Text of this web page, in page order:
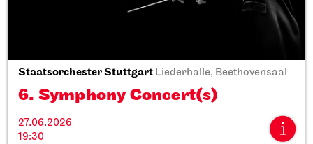
Staatsorchester Stuttgart Liederhalle, Beethovensaal
6. Symphony Concert(s)
27.06.2026
19:30